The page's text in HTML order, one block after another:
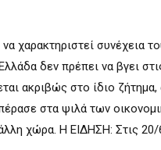
χαρακτηριστεί συνέχεια
δεν πρέπει να βγει
ακριβώς στο ίδιο ζήτημα,
στα ψιλά των
χώρα. Η ΕΙΔΗΣΗ: Στις 20/